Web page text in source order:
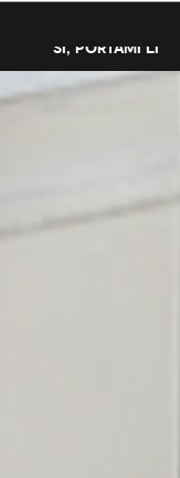
SÌ, PORTAMI LÌ